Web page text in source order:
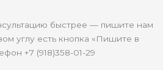
быстрее — пишите нам
углу есть кнопка «Пишите в
+7 (918)358-01-29